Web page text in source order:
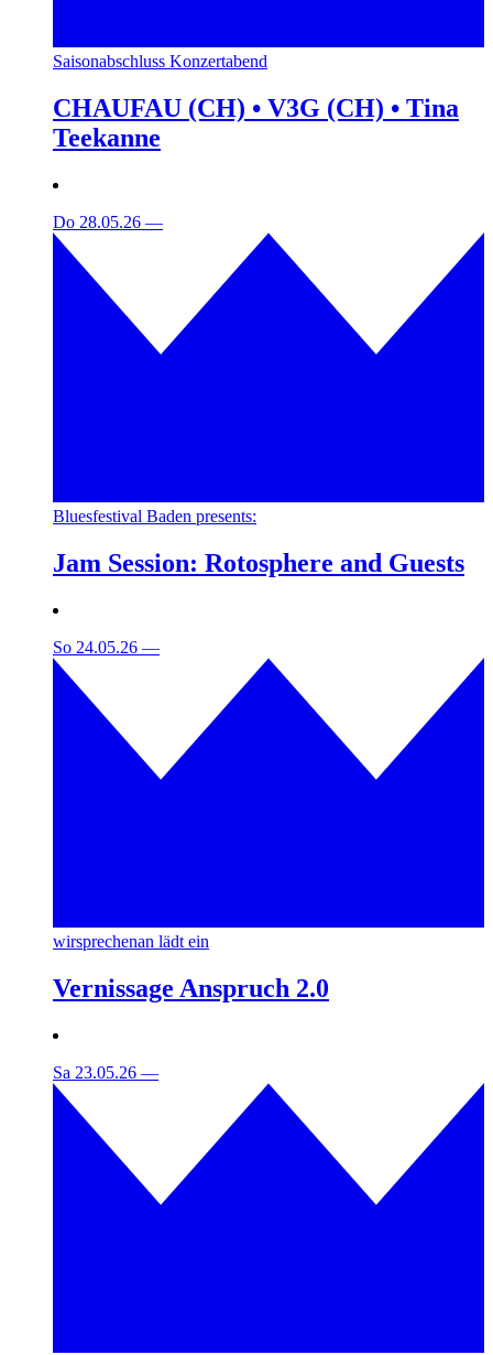
Saisonabschluss Konzertabend
CHAUFAU (CH) • V3G (CH) • Tina
Teekanne
Do 28.05.26 —
Bluesfestival Baden presents:
Jam Session: Rotosphere and Guests
So 24.05.26 —
wirsprechenan lädt ein
Vernissage Anspruch 2.0
Sa 23.05.26 —